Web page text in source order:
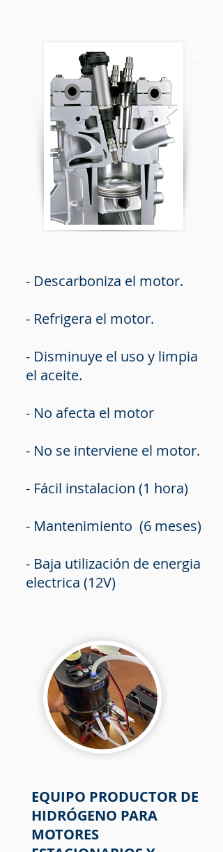
- Descarboniza el motor.
- Refrigera el motor.
- Disminuye el uso y limpia
el aceite.
- No afecta el motor
- No se interviene el motor.
- Fácil instalacion (1 hora)
- Mantenimiento (6 meses)
- Baja utilización de energia
electrica (12V)
EQUIPO PRODUCTOR DE
HIDRÓGENO PARA
MOTORES